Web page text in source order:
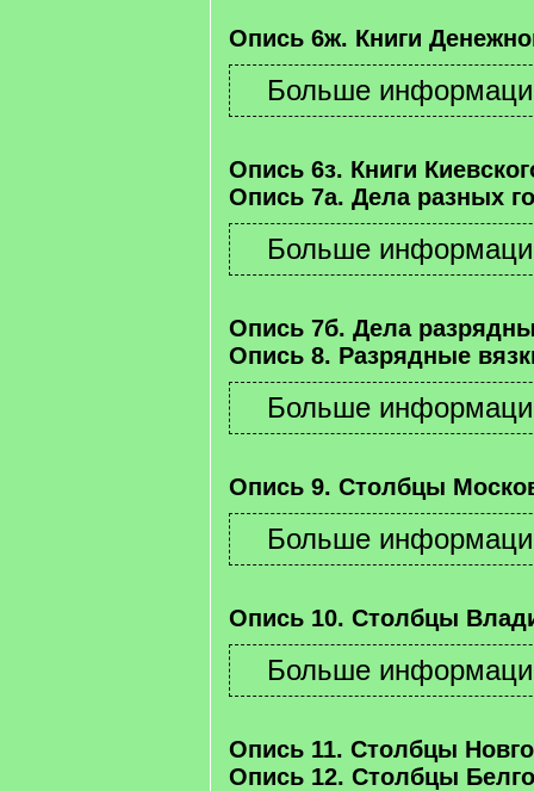
Опись 6ж. Книги
Опись 6з. Книги
Опись 7а. Дела разных
Опись 7б. Дела
Опись 8. Разрядные
Опись 9. Столбцы
Опись 10. Столбцы
Опись 11. Столбцы
Опись 12. Столбцы